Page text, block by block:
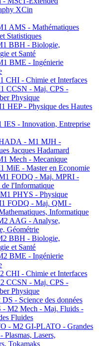
XCin
AMS - Mathématiques
Statistiques
BBH - Biologie,
et Santé
BME - Ingénierie
CHI - Chimie et Interfaces
CCSN - Maj. CPS -
Physique
HEP - Physique des Hautes
IES - Innovation, Entreprise
- M1 MJH -
Jacques Hadamard
Mech - Mecanique
MiE - Master en Economie
FODQ - Maj. MPRI -
de l'Informatique
PHYS - Physique
FODQ - Maj. QMI -
Informatique
AAG - Analyse,
Géométrie
BBH - Biologie,
et Santé
BME - Ingénierie
CHI - Chimie et Interfaces
CCSN - Maj. CPS -
Physique
- Science des données
M2 Mech - Maj. Fluids -
Fluides
- M2 GI-PLATO - Grandes
Plasmas, Lasers,
Tokamaks